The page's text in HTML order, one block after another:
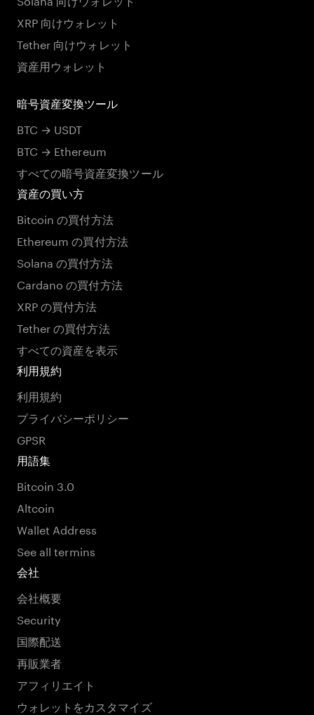
XRP 向けウォレット
Tether 向けウォレット
資産用ウォレット
暗号資産変換ツール
BTC → USDT
BTC → Ethereum
すべての暗号資産変換ツール
資産の買い方
Bitcoin の買付方法
Ethereum の買付方法
Solana の買付方法
Cardano の買付方法
XRP の買付方法
Tether の買付方法
すべての資産を表示
利用規約
利用規約
プライバシーポリシー
GPSR
用語集
Bitcoin 3.0
Altcoin
Wallet Address
See all termins
会社
会社概要
Security
国際配送
再販業者
アフィリエイト
ウォレットをカスタマイズ